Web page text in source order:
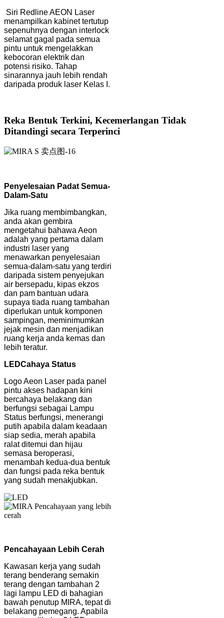
Siri Redline AEON Laser
menampilkan kabinet tertutup
sepenuhnya dengan interlock
selamat gagal pada semua
pintu untuk mengelakkan
kebocoran elektrik dan
potensi risiko. Tahap
sinarannya jauh lebih rendah
daripada produk laser Kelas I.
Reka Bentuk Terkini, Kecemerlangan Tidak
Ditandingi secara Terperinci
Penyelesaian Padat Semua-
Dalam-Satu
Jika ruang membimbangkan,
anda akan gembira
mengetahui bahawa Aeon
adalah yang pertama dalam
industri laser yang
menawarkan penyelesaian
semua-dalam-satu yang terdiri
daripada sistem penyejukan
air bersepadu, kipas ekzos
dan pam bantuan udara
supaya tiada ruang tambahan
diperlukan untuk komponen
sampingan, meminimumkan
jejak mesin dan menjadikan
ruang kerja anda kemas dan
lebih teratur.
LEDCahaya Status
Logo Aeon Laser pada panel
pintu akses hadapan kini
bercahaya belakang dan
berfungsi sebagai Lampu
Status berfungsi, menerangi
putih apabila dalam keadaan
siap sedia, merah apabila
ralat ditemui dan hijau
semasa beroperasi,
menambah kedua-dua bentuk
dan fungsi pada reka bentuk
yang sudah menakjubkan.
Pencahayaan Lebih Cerah
Kawasan kerja yang sudah
terang benderang semakin
terang dengan tambahan 2
lagi lampu LED di bahagian
bawah penutup MIRA, tepat di
belakang pemegang. Apabila